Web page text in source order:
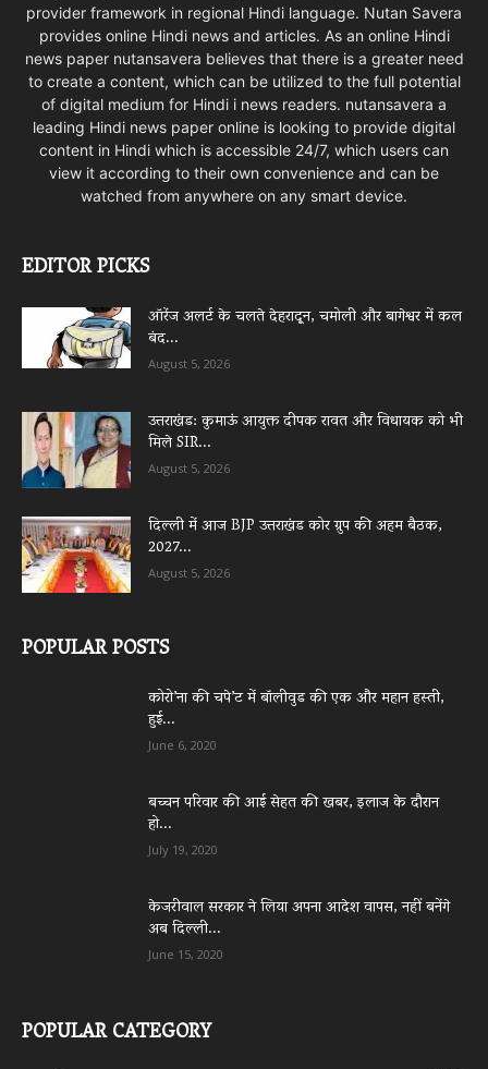
provider framework in regional Hindi language. Nutan Savera
provides online Hindi news and articles. As an online Hindi
news paper nutansavera believes that there is a greater need
to create a content, which can be utilized to the full potential
of digital medium for Hindi i news readers. nutansavera a
leading Hindi news paper online is looking to provide digital
content in Hindi which is accessible 24/7, which users can
view it according to their own convenience and can be
watched from anywhere on any smart device.
EDITOR PICKS
ऑरेंज अलर्ट के चलते देहरादून, चमोली और बागेश्वर में कल
बंद...
August 5, 2026
उत्तराखंड: कुमाऊं आयुक्त दीपक रावत और विधायक को भी
मिले SIR...
August 5, 2026
दिल्ली में आज BJP उत्तराखंड कोर ग्रुप की अहम बैठक,
2027...
August 5, 2026
POPULAR POSTS
कोरो’ना की चपे’ट में बॉलीवुड की एक और महान हस्ती,
हुई...
June 6, 2020
बच्चन परिवार की आई सेहत की खबर, इलाज के दौरान
हो...
July 19, 2020
केजरीवाल सरकार ने लिया अपना आदेश वापस, नहीं बनेंगे
अब दिल्ली...
June 15, 2020
POPULAR CATEGORY